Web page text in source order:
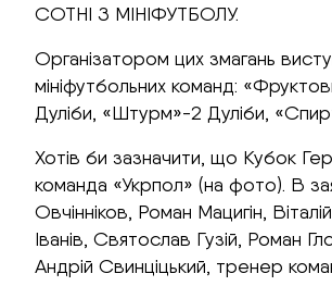
СОТНІ З МІНІФУТБОЛУ.
Організатором цих змагань
мініфутбольних команд:
Дуліби, «Штурм»-2 Дуліби,
Хотів би зазначити, що Кубок
команда «Укрпол» (на фото). В
Овчінніков, Роман Мацигін,
Іванів, Святослав Гузій, Роман
Андрій Свинціцький, тренер